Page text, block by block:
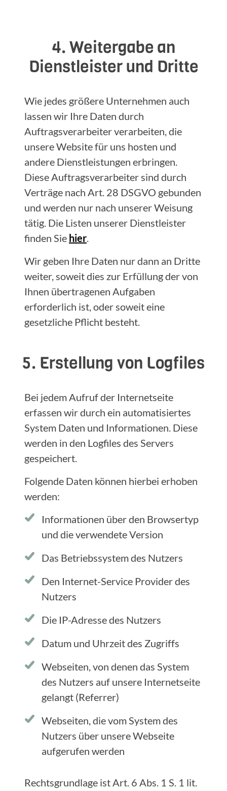
4. Weitergabe an
Dienstleister und Dritte
Wie jedes größere Unternehmen auch
lassen wir Ihre Daten durch
Auftragsverarbeiter verarbeiten, die
unsere Website für uns hosten und
andere Dienstleistungen erbringen.
Diese Auftragsverarbeiter sind durch
Verträge nach Art. 28 DSGVO gebunden
und werden nur nach unserer Weisung
tätig. Die Listen unserer Dienstleister
finden Sie hier.
Wir geben Ihre Daten nur dann an Dritte
weiter, soweit dies zur Erfüllung der von
Ihnen übertragenen Aufgaben
erforderlich ist, oder soweit eine
gesetzliche Pflicht besteht.
5. Erstellung von Logfiles
Bei jedem Aufruf der Internetseite
erfassen wir durch ein automatisiertes
System Daten und Informationen. Diese
werden in den Logfiles des Servers
gespeichert.
Folgende Daten können hierbei erhoben
werden:
Informationen über den Browsertyp
und die verwendete Version
Das Betriebssystem des Nutzers
Den Internet-Service Provider des
Nutzers
Die IP-Adresse des Nutzers
Datum und Uhrzeit des Zugriffs
Webseiten, von denen das System
des Nutzers auf unsere Internetseite
gelangt (Referrer)
Webseiten, die vom System des
Nutzers über unsere Webseite
aufgerufen werden
Rechtsgrundlage ist Art. 6 Abs. 1 S. 1 lit.